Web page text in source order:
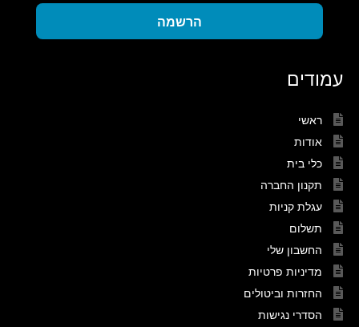
הרשמה
עמודים
ראשי
אודות
כלי בית
תקנון החברה
עגלת קניות
תשלום
החשבון שלי
מדיניות פרטיות
החזרות וביטולים
הסדרי נגישות